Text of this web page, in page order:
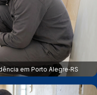
em Porto Alegre‑RS